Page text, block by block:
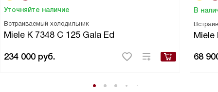
Уточняйте наличие
Встраиваемый холодильник
Miele K 7348 C 125 Gala Ed
234 000 руб.
В
68